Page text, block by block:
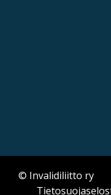
© Invalidiliitto ry